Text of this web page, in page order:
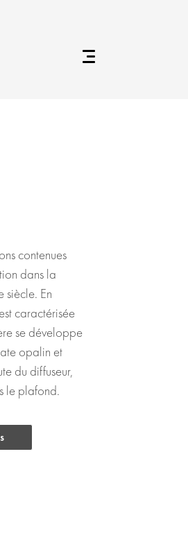
contenues
dans la
siècle. En
caractérisée
se développe
opalin et
du diffuseur,
le plafond.